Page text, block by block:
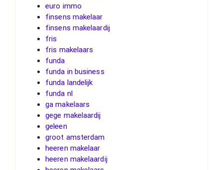
euro immo
finsens makelaar
finsens makelaardij
fris
fris makelaars
funda
funda in business
funda landelijk
funda nl
ga makelaars
gege makelaardij
geleen
groot amsterdam
heeren makelaar
heeren makelaardij